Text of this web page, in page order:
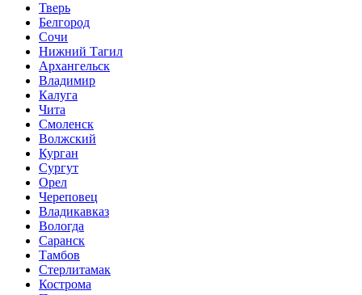
Тверь
Белгород
Сочи
Нижний Тагил
Архангельск
Владимир
Калуга
Чита
Смоленск
Волжский
Курган
Сургут
Орел
Череповец
Владикавказ
Вологда
Саранск
Тамбов
Стерлитамак
Кострома